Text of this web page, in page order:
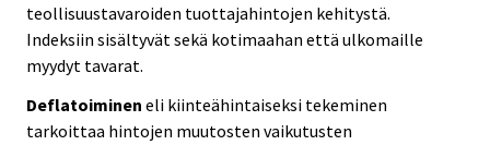
teollisuustavaroiden tuottajahintojen kehitystä.
Indeksiin sisältyvät sekä kotimaahan että ulkomaille
myydyt tavarat.
Deflatoiminen eli kiinteähintaiseksi tekeminen
tarkoittaa hintojen muutosten vaikutusten